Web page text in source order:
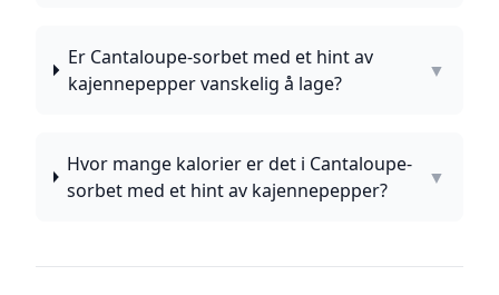
Er Cantaloupe-sorbet med et hint av
kajennepepper vanskelig å lage?
▼
Hvor mange kalorier er det i Cantaloupe-
sorbet med et hint av kajennepepper?
▼